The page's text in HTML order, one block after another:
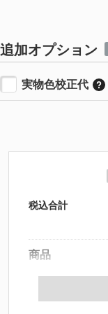
追加オプション
実物色校正代
税込合計
商品
製版代
印刷代